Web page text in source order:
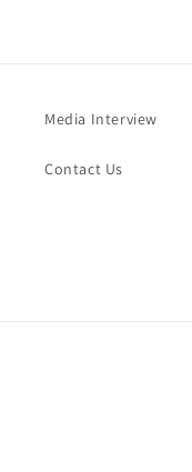
Media Interview
Contact Us